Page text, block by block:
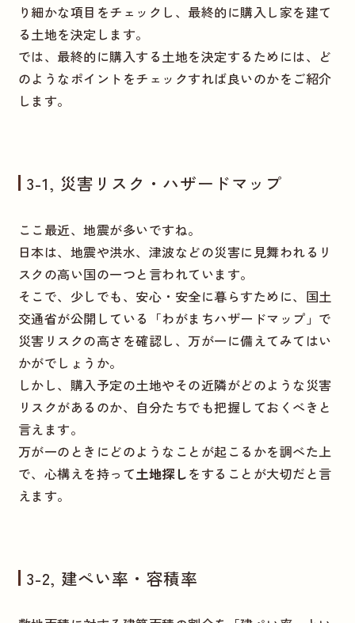
り細かな項目をチェックし、最終的に購入し家を建て
る土地を決定します。
では、最終的に購入する土地を決定するためには、ど
のようなポイントをチェックすれば良いのかをご紹介
します。
3-1, 災害リスク・ハザードマップ
ここ最近、地震が多いですね。
日本は、地震や洪水、津波などの災害に見舞われるリ
スクの高い国の一つと言われています。
そこで、少しでも、安心・安全に暮らすために、国土
交通省が公開している「わがまちハザードマップ」で
災害リスクの高さを確認し、万が一に備えてみてはい
かがでしょうか。
しかし、購入予定の土地やその近隣がどのような災害
リスクがあるのか、自分たちでも把握しておくべきと
言えます。
万が一のときにどのようなことが起こるかを調べた上
で、心構えを持って土地探しをすることが大切だと言
えます。
3-2, 建ぺい率・容積率